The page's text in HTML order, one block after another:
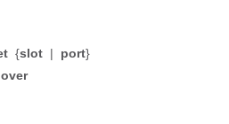
{slot | port}